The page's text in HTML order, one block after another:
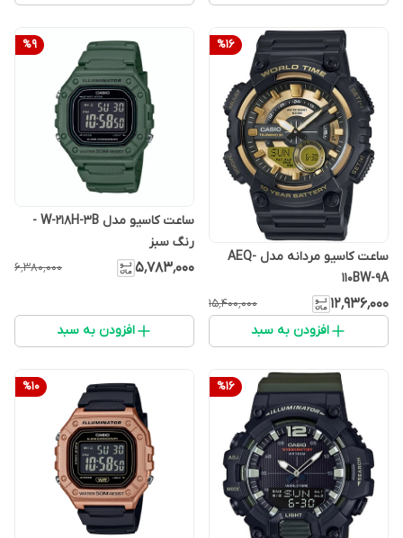
%16
ساعت کاسیو مردانه مدل AEQ-
110BW-9A
۱۲٬۹۳۶٬۰۰۰ ۱۵٬۴۰۰٬۰۰۰
افزودن به سبد
%9
ساعت کاسیو مدل W-218H-3B -
رنگ سبز
۵٬۷۸۳٬۰۰۰ ۶٬۳۸۰٬۰۰۰
افزودن به سبد
%16
%10